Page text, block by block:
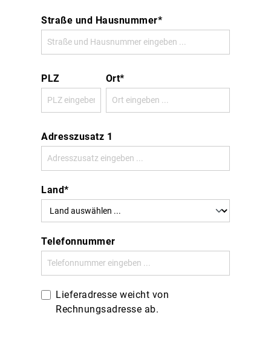
Straße und Hausnummer*
PLZ Ort*
Adresszusatz 1
Land*
Telefonnummer
Lieferadresse weicht von
Rechnungsadresse ab.